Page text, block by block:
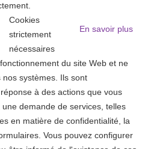
En savoir plus
Cookies
strictement
nécessaires
du site Web et ne
systèmes. Ils sont
à des actions que vous
demande de services, telles
en matière de confidentialité, la
Vous pouvez configurer